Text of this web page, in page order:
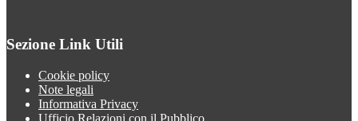
Sezione Link Utili
Cookie policy
Note legali
Informativa Privacy
Ufficio Relazioni con il Pubblico